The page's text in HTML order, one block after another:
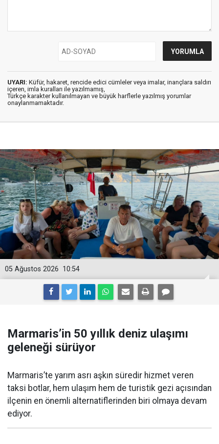
UYARI: Küfür, hakaret, rencide edici cümleler veya imalar, inançlara saldırı
içeren, imla kuralları ile yazılmamış,
Türkçe karakter kullanılmayan ve büyük harflerle yazılmış yorumlar
onaylanmamaktadır.
10:54
05 Ağustos 2026
Marmaris’in 50 yıllık deniz ulaşımı
geleneği sürüyor
Marmaris’te yarım asrı aşkın süredir hizmet veren
taksi botlar, hem ulaşım hem de turistik gezi açısından
ilçenin en önemli alternatiflerinden biri olmaya devam
ediyor.